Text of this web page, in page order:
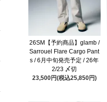
26SM【予約商品】glamb /
Sarrouel Flare Cargo Pant
s / 6月中旬発売予定 / 26年
2/23 〆切
23,500円(税込25,850円)